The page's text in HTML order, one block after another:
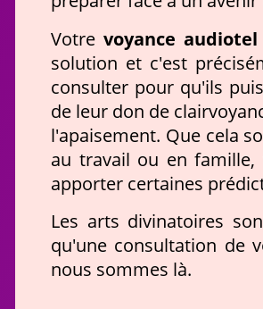
Votre voyance
solution et c'est
consulter pour qu'ils
de leur don de
l'apaisement. Que cela
au travail ou en
apporter certaines
Les arts divinatoires
qu'une consultation de
nous sommes là.